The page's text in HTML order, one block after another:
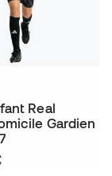
Real
Gardien